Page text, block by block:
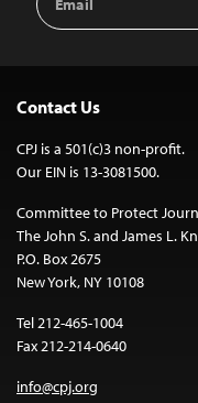
Address
Contact Us
CPJ is a 501(c)3 non-profit.
Our EIN is 13-3081500.
Committee to Protect
The John S. and James L.
P.O. Box 2675
New York, NY 10108
Tel 212-465-1004
Fax 212-214-0640
info@cpj.org